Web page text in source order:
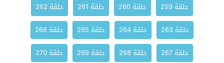
حلقة 259
حلقة 260 حلقة 261
حلقة 262
حلقة 263
حلقة 264 حلقة 265
حلقة 266
حلقة 267
حلقة 268 حلقة 269
حلقة 270